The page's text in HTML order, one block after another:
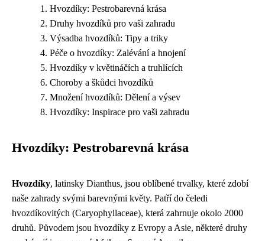
Hvozdíky: Pestrobarevná krása
Druhy hvozdíků pro vaši zahradu
Výsadba hvozdíků: Tipy a triky
Péče o hvozdíky: Zalévání a hnojení
Hvozdíky v květináčích a truhlících
Choroby a škůdci hvozdíků
Množení hvozdíků: Dělení a výsev
Hvozdíky: Inspirace pro vaši zahradu
Hvozdíky: Pestrobarevná krása
Hvozdíky, latinsky Dianthus, jsou oblíbené trvalky, které zdobí
naše zahrady svými barevnými květy. Patří do čeledi
hvozdíkovitých (Caryophyllaceae), která zahrnuje okolo 2000
druhů. Původem jsou hvozdíky z Evropy a Asie, některé druhy